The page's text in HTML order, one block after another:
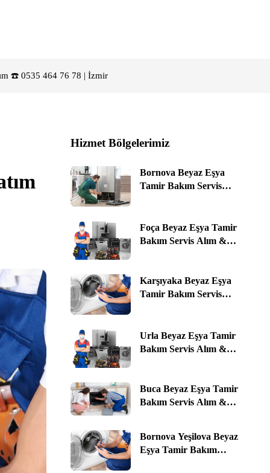
☎️ 0535 464 76 78 | İzmir
Hizmet Bölgelerimiz
Bornova Beyaz Eşya
Tamir Bakım Servis
Foça Beyaz Eşya Tamir
Bakım Servis Alım &
Karşıyaka Beyaz Eşya
Tamir Bakım Servis
Urla Beyaz Eşya Tamir
Bakım Servis Alım &
Buca Beyaz Eşya Tamir
Bakım Servis Alım &
Bornova Yeşilova Beyaz
Eşya Tamir Bakım